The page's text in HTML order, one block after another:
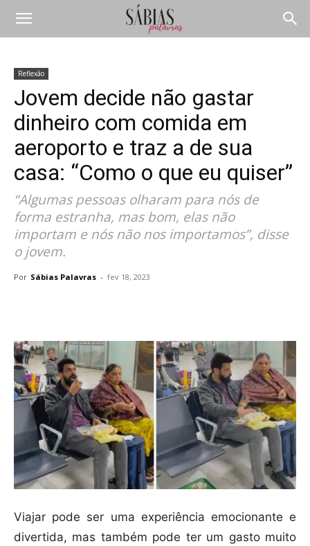
Reflexão
Jovem decide não gastar
dinheiro com comida em
aeroporto e traz a de sua
casa: “Como o que eu quiser”
“Algumas pessoas olharam para nós de
forma estranha, mas bom, elas não
importam e nós não nos importamos”, disse
o jovem.
Por Sábias Palavras - fev 18, 2023
Viajar pode ser uma experiência emocionante e
divertida, mas também pode ter um gasto muito